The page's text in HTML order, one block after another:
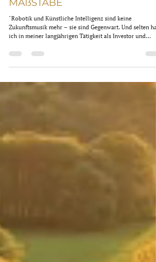
KÜCHENROBOTER SETZEN
MAßSTÄBE
Zukunftsmusik mehr – sie sind Gegenwart. Und selten
Exzellenz, wirtschaftliche Überzeugungskraft und
menschliche Relevanz so präzise zusammenführt wie der